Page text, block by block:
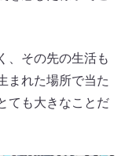
、その先の生活も
まれた場所で当た
ても大きなことだ